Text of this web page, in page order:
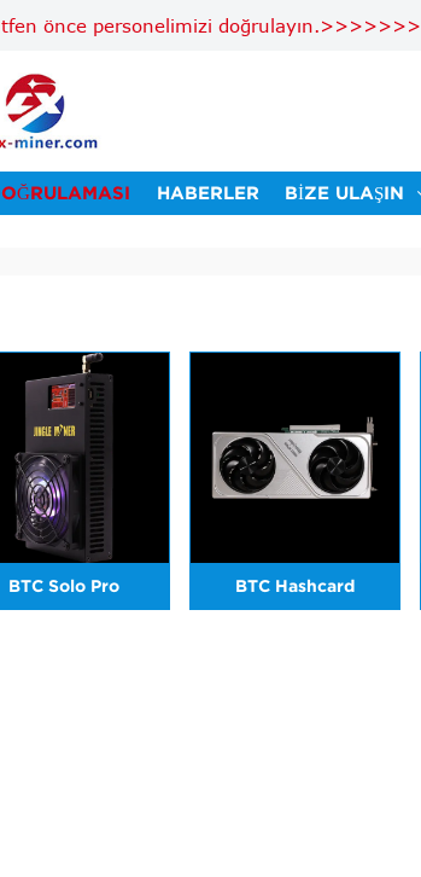
önce personelimizi doğrulayın.>>>>>>>
HABERLER BIZE ULAŞIN
BTC Solo Pro BTC Hashcard